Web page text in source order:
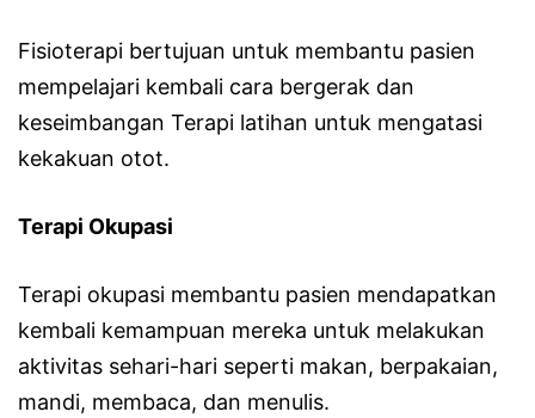
Fisioterapi bertujuan untuk membantu pasien
mempelajari kembali cara bergerak dan
keseimbangan Terapi latihan untuk mengatasi
kekakuan otot.
Terapi Okupasi
Terapi okupasi membantu pasien mendapatkan
kembali kemampuan mereka untuk melakukan
aktivitas sehari-hari seperti makan, berpakaian,
mandi, membaca, dan menulis.